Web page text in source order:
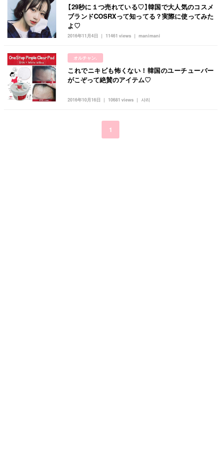
2016年11月4日 manimani
11461 views
【29秒に１つ売れている♡】韓国で大人気のコスメ
ブランドCOSRXって知ってる？実際に使ってみた
よ♡
オルチャン.
2016年10月16日 사리
10681 views
これでニキビも怖くない！韓国のユーチューバー
がこぞって絶賛のアイテム♡
1